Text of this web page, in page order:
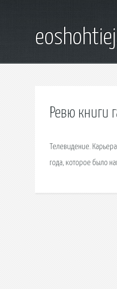
Ревю книги
Телевидение.
года, которое было